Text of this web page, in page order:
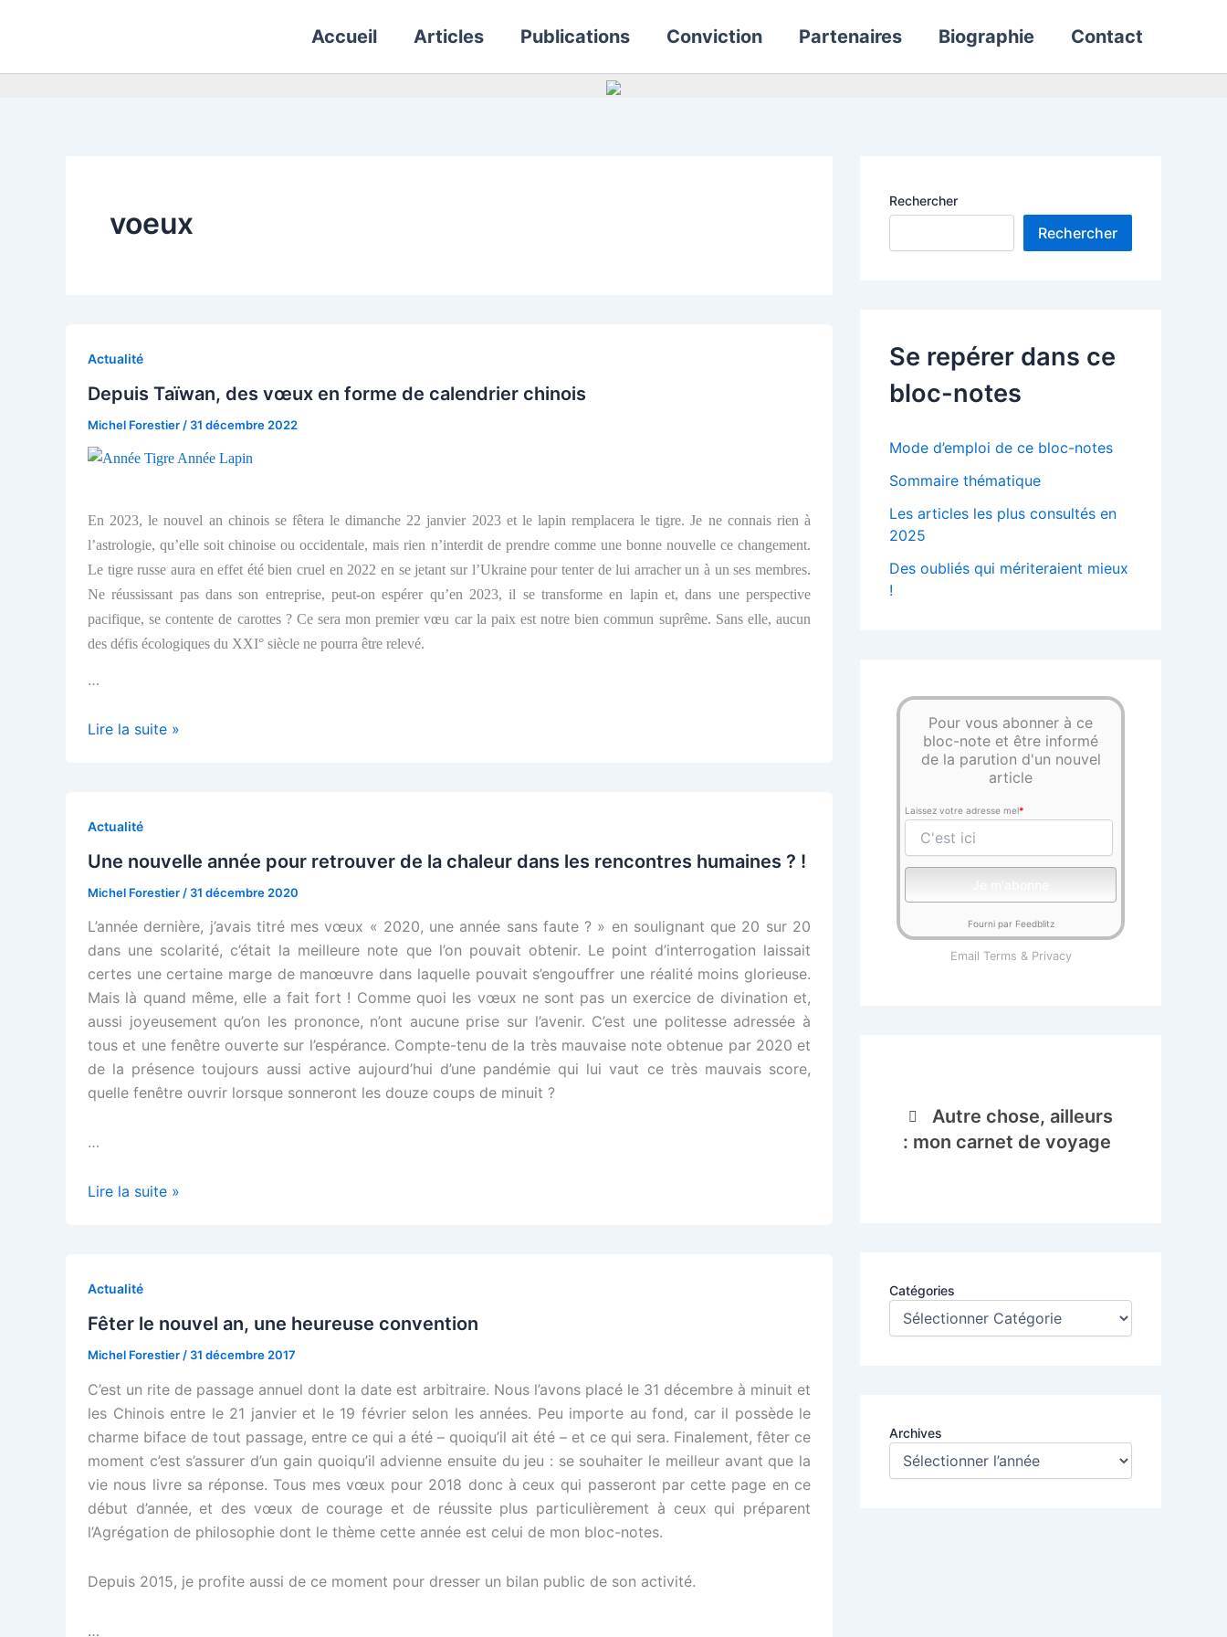
Accueil Articles Publications Conviction Partenaires Biographie Contact
voeux
Actualité
Depuis Taïwan, des vœux en forme de calendrier chinois
Michel Forestier / 31 décembre 2022
En 2023, le nouvel an chinois se fêterale dimanche 22 janvier 2023 et le lapin remplacera le tigre. Je ne connais rien à
l’astrologie, qu’elle soit chinoise ou occidentale, mais rien n’interdit de prendre comme une bonne nouvelle ce changement.
Le tigre russe aura en effet été bien cruel en 2022 en se jetant sur l’Ukraine pour tenter de lui arracher un à un ses membres.
Ne réussissant pas dans son entreprise, peut-on espérer qu’en 2023, il se transforme en lapin et, dans une perspective
pacifique, se contente de carottes ? Ce sera mon premier vœu car la paix est notre bien commun suprême. Sans elle, aucun
des défis écologiques du XXI° siècle ne pourra être relevé.
…
Depuis
en
de
calendrier
chinois
Lire la suite »
Actualité
Une nouvelle année pour retrouver de la chaleur dans les rencontres humaines ? !
Michel Forestier / 31 décembre 2020
L’année dernière, j’avais titré mes vœux « 2020, une année sans faute ? » en soulignant que 20 sur 20
dans une scolarité, c’était la meilleure note que l’on pouvait obtenir. Le point d’interrogation laissait
certes une certaine marge de manœuvre dans laquelle pouvait s’engouffrer une réalité moins glorieuse.
Mais là quand même, elle a fait fort ! Comme quoi les vœux ne sont pas un exercice de divination et,
aussi joyeusement qu’on les prononce, n’ont aucune prise sur l’avenir. C’est une politesse adressée à
tous et une fenêtre ouverte sur l’espérance. Compte-tenu de la très mauvaise note obtenue par 2020 et
de la présence toujours aussi active aujourd’hui d’une pandémie qui lui vaut ce très mauvais score,
quelle fenêtre ouvrir lorsque sonneront les douze coups de minuit ?
…
Une
retrouver
la
chaleur
dans
les
rencontres
humaines ?
Lire la suite »
Actualité
Fêter le nouvel an, une heureuse convention
Michel Forestier / 31 décembre 2017
C’est un rite de passage annuel dont la date est arbitraire. Nous l’avons placé le 31 décembre à minuit et
les Chinois entre le 21 janvier et le 19 février selon les années. Peu importe au fond, car il possède le
charme biface de tout passage, entre ce qui a été – quoiqu’il ait été – et ce qui sera. Finalement, fêter ce
moment c’est s’assurer d’un gain quoiqu’il advienne ensuite du jeu : se souhaiter le meilleur avant que la
vie nous livre sa réponse. Tous mes vœux pour 2018 donc à ceux qui passeront par cette page en ce
début d’année, et des vœux de courage et de réussite plus particulièrement à ceux qui préparent
l’Agrégation de philosophie dont le thème cette année est celui de mon bloc-notes.
Depuis 2015, je profite aussi de ce moment pour dresser un bilan public de son activité.
…
Rechercher
Rechercher
Se repérer dans ce
bloc-notes
Mode d’emploi de ce bloc-notes
Sommaire thématique
Les articles les plus consultés en
2025
Des oubliés qui mériteraient mieux
!
Pour vous abonner à ce
bloc-note et être informé
de la parution d'un nouvel
article
Laissez votre adresse mel*
Fourni par Feedblitz
Email Terms & Privacy
Autre chose, ailleurs
: mon carnet de voyage
Catégories
Archives